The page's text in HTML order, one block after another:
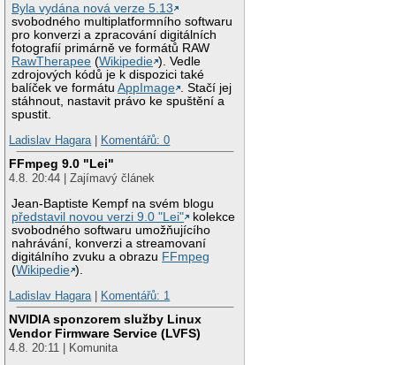
Byla vydána nová verze 5.13
svobodného multiplatformního softwaru
pro konverzi a zpracování digitálních
fotografií primárně ve formátů RAW
RawTherapee (Wikipedie ). Vedle
zdrojových kódů je k dispozici také
balíček ve formátuAppImage
. Stačí jej
stáhnout, nastavit právo ke spuštění a
spustit.
Ladislav Hagara| Komentářů: 0
FFmpeg 9.0 "Lei"
4.8. 20:44 | Zajímavý článek
Jean-Baptiste Kempf na svém blogu
představil novou verzi 9.0 "Lei"
kolekce
svobodného softwaru umožňujícího
nahrávání, konverzi a streamovaní
digitálního zvuku a obrazu FFmpeg
(Wikipedie ).
Ladislav Hagara| Komentářů: 1
NVIDIA sponzorem služby Linux
Vendor Firmware Service (LVFS)
4.8. 20:11 | Komunita